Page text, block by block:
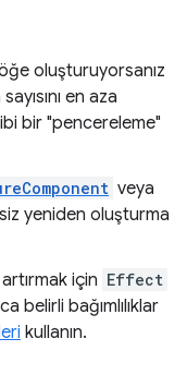
oluşturuyorsanız
en aza
bir "pencereleme"
veya
yeniden oluşturma
için Effect
belirli bağımlılıklar
kullanın.